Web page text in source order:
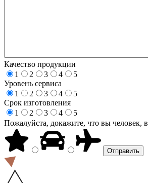
Качество продукции
1
2 3 4
5
Уровень сервиса
1
2 3 4
5
Срок изготовления
1
2 3 4
5
Пожалуйста, докажите, что вы человек,